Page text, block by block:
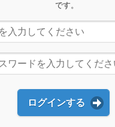
です。
ログインする